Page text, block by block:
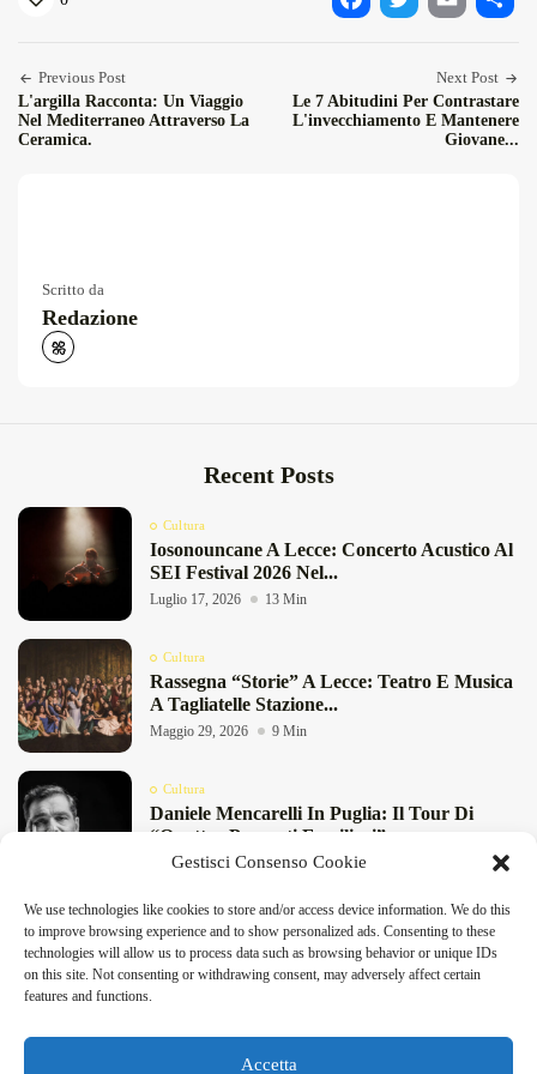
Gestisci Consenso Cookie
We use technologies like cookies to store and/or access device information. We do this
to improve browsing experience and to show personalized ads. Consenting to these
technologies will allow us to process data such as browsing behavior or unique IDs
on this site. Not consenting or withdrawing consent, may adversely affect certain
features and functions.
Accetta
DeFinibus 2026 © All rights reserved | Magazine Online
Previous Post
L'argilla Racconta: Un Viaggio
Nel Mediterraneo Attraverso La
Ceramica.
Next Post
Le 7 Abitudini Per Contrastare
L'invecchiamento E Mantenere
Giovane...
Scritto da
Redazione
Recent Posts
Cultura
Iosonouncane A Lecce: Concerto Acustico Al
SEI Festival 2026 Nel...
Luglio 17, 2026 13 Min
Cultura
Rassegna “Storie” A Lecce: Teatro E Musica
A Tagliatelle Stazione...
Maggio 29, 2026 9 Min
Cultura
Daniele Mencarelli In Puglia: Il Tour Di
“Quattro Presunti Familiari”...
Maggio 27, 2026 8 Min
“Pensieri Divergenti” A Lecce: Nabil Bey
Chiude La Stagione Di...